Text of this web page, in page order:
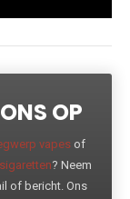
OP
vapes of
? Neem
of bericht. Ons